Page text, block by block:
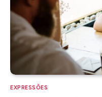
EXPRESSÕES